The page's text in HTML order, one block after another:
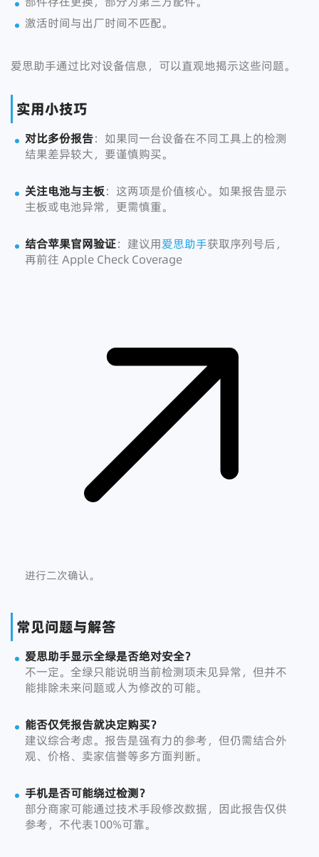
激活时间与出厂时间不匹配。
爱思助手通过比对设备信息，可以直观地揭示这些问题。
实用小技巧
对比多份报告：如果同一台设备在不同工具上的检测
结果差异较大，要谨慎购买。
关注电池与主板：这两项是价值核心。如果报告显示
主板或电池异常，更需慎重。
结合苹果官网验证：建议用爱思助手获取序列号后，
再前往 Apple Check Coverage
进行二次确认。
常见问题与解答
爱思助手显示全绿是否绝对安全？
不一定。全绿只能说明当前检测项未见异常，但并不
能排除未来问题或人为修改的可能。
能否仅凭报告就决定购买？
建议综合考虑。报告是强有力的参考，但仍需结合外
观、价格、卖家信誉等多方面判断。
手机是否可能绕过检测？
部分商家可能通过技术手段修改数据，因此报告仅供
参考，不代表100%可靠。